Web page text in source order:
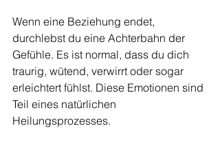
Wenn eine Beziehung endet,
durchlebst du eine Achterbahn der
Gefühle. Es ist normal, dass du dich
traurig, wütend, verwirrt oder sogar
erleichtert fühlst. Diese Emotionen sind
Teil eines natürlichen
Heilungsprozesses.